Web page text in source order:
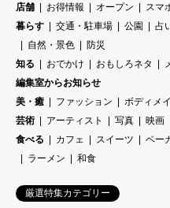
店舗
お得情報 オープン スマ
暮らす
交通・駐車場 公園 占
自然・景色
防災
知る
おでかけ おもしろネタ
編集室からお知らせ
美・癒
ファッション ボディメ
芸術
アーティスト 写真 映画
食べる
カフェ スイーツ ベー
ラーメン
和食
厳選特集カテゴリー